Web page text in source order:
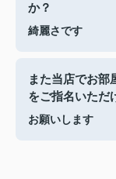
か？
綺麗さです
また当店でお部
をご指名いただ
お願いします